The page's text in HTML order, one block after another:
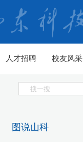
人才招聘 校友风采
图说山科